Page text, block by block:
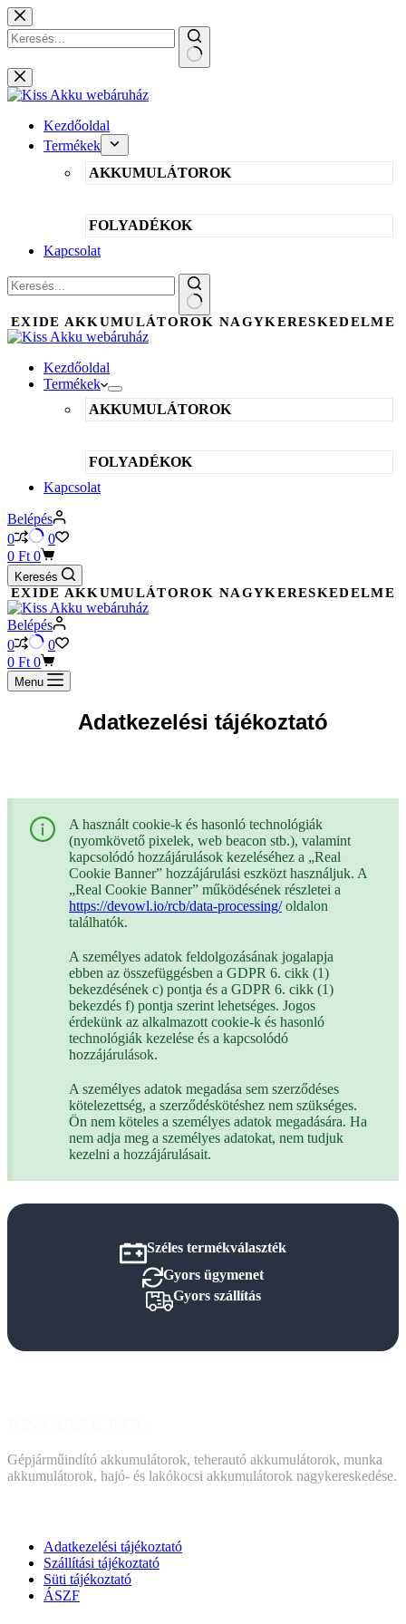
Skip
to
content
No
results
Kezdőoldal
Termékek
AKKUMULÁTOROK
FOLYADÉKOK
Kapcsolat
No
results
EXIDE AKKUMULÁTOROK NAGYKERESKEDELME
Kezdőoldal
Termékek
AKKUMULÁTOROK
FOLYADÉKOK
Kapcsolat
Belépés
0
0
Shopping
cart
0 Ft 0
Keresés
EXIDE AKKUMULÁTOROK NAGYKERESKEDELME
Belépés
0
0
Shopping
cart
0 Ft 0
Menu
Adatkezelési tájékoztató
A használt cookie-k és hasonló technológiák
(nyomkövető pixelek, web beacon stb.), valamint
kapcsolódó hozzájárulások kezeléséhez a „Real
Cookie Banner” hozzájárulási eszközt használjuk. A
„Real Cookie Banner” működésének részletei a
https://devowl.io/rcb/data-processing/oldalon
találhatók.
A személyes adatok feldolgozásának jogalapja
ebben az összefüggésben a GDPR 6. cikk (1)
bekezdésének c) pontja és a GDPR 6. cikk (1)
bekezdés f) pontja szerint lehetséges. Jogos
érdekünk az alkalmazott cookie-k és hasonló
technológiák kezelése és a kapcsolódó
hozzájárulások.
A személyes adatok megadása sem szerződéses
kötelezettség, a szerződéskötéshez nem szükséges.
Ön nem köteles a személyes adatok megadására. Ha
nem adja meg a személyes adatokat, nem tudjuk
kezelni a hozzájárulásait.
Széles termékválaszték
Gyors ügymenet
Gyors szállítás
Gépjárműindító akkumulátorok, teherautó akkumulátorok, munka
akkumulátorok, hajó- és lakókocsi akkumulátorok nagykereskedése.
Adatkezelési tájékoztató
Szállítási tájékoztató
Süti tájékoztató
ÁSZF